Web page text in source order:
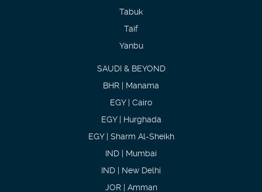
Tabuk
Taif
Yanbu
SAUDI & BEYOND
BHR | Manama
EGY | Cairo
EGY | Hurghada
EGY | Sharm Al-Sheikh
IND | Mumbai
IND | New Delhi
JOR | Amman